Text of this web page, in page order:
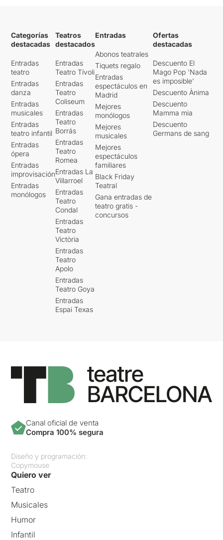
Categorías
destacadas
Entradas
teatro
Entradas
danza
Entradas
musicales
Entradas
teatro infantil
Entradas
ópera
Entradas
improvisación
Entradas
monólogos
Teatros
destacados
Entradas
Teatro Tívoli
Entradas
Teatro
Coliseum
Entradas
Teatro
Borrás
Entradas
Teatro
Romea
Entradas La
Villarroel
Entradas
Teatro
Condal
Entradas
Teatro
Victòria
Entradas
Teatro
Apolo
Entradas
Teatro Goya
Entradas
Espai Texas
Entradas
Abonos teatrales
Tiquets regalo
Entradas
espectáculos en
Madrid
Mejores
monólogos
Mejores
musicales
Mejores
espectáculos
familiares
Black Friday
Teatral
Gana entradas de
teatro gratis -
concursos
Ofertas
destacadas
Descuento El
Mago Pop 'Nada
es imposible'
Descuento Ànima
Descuento
Mamma mia
Descuento
Germans de sang
Canal oficial de venta
Compra 100% segura
Diseño y programación:
Copymouse
Quiero ver
Teatro
Musicales
Humor
Infantil